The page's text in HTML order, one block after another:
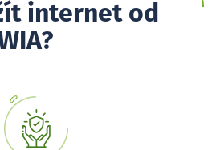
internet od